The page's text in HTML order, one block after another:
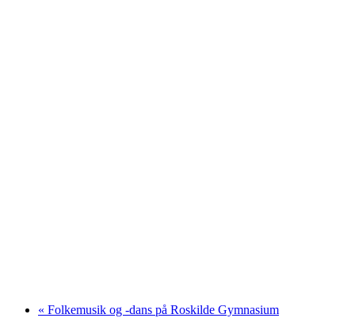
« Folkemusik og -dans på Roskilde Gymnasium